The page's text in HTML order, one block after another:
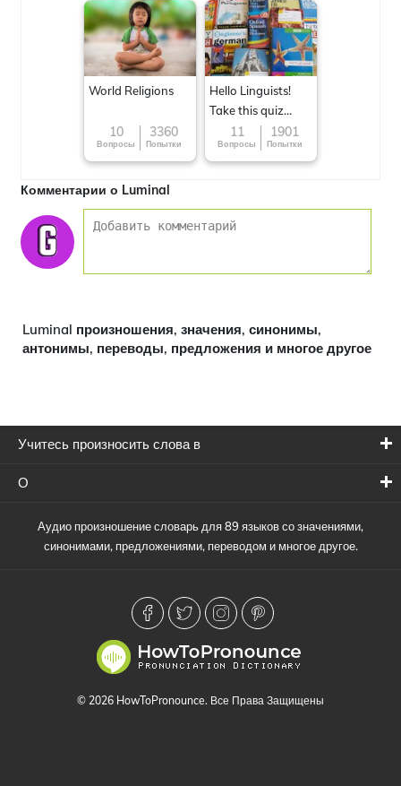
World Religions
10
Вопросы
3360
Попытки
Hello Linguists!
Take this quiz
now!11
Вопросы
1901
Попытки
Комментарии о Luminal
Luminal произношения, значения, синонимы,
антонимы, переводы, предложения и многое другое
Учитесь произносить слова в
О
Аудио произношение словарь для 89 языков со значениями,
синонимами, предложениями, переводом и многое другое.
© 2026 HowToPronounce. Все Права Защищены